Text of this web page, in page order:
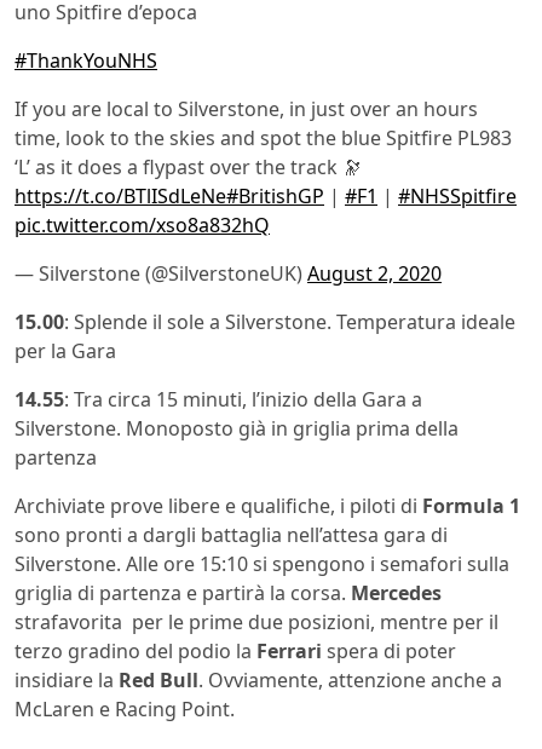
uno Spitfire d’epoca
#ThankYouNHS
If you are local to Silverstone, in just over an hours
time, look to the skies and spot the blue Spitfire PL983
‘L’ as it does a flypast over the track 🔭
https://t.co/BTlISdLeNe#BritishGP | #F1 | #NHSSpitfire
pic.twitter.com/xso8a832hQ
— Silverstone (@SilverstoneUK)August 2, 2020
15.00: Splende il sole a Silverstone. Temperatura ideale
per la Gara
14.55: Tra circa 15 minuti, l’inizio della Gara a
Silverstone. Monoposto già in griglia prima della
partenza
Archiviate prove libere e qualifiche, i piloti di Formula 1
sono pronti a dargli battaglia nell’attesa gara di
Silverstone. Alle ore 15:10 si spengono i semafori sulla
griglia di partenza e partirà la corsa. Mercedes
strafavorita per le prime due posizioni, mentre per il
terzo gradino del podio la Ferrari spera di poter
insidiare la Red Bull. Ovviamente, attenzione anche a
McLaren e Racing Point.